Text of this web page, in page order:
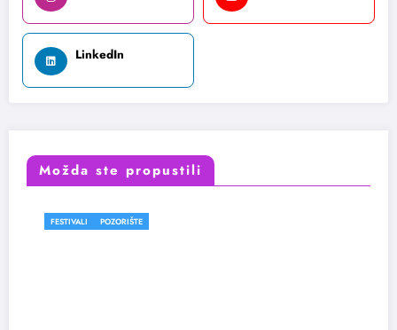
LinkedIn
Možda ste propustili
POZORIŠTE